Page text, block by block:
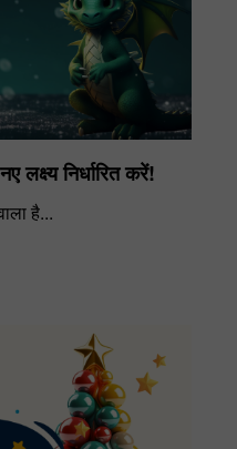
निर्धारित करें!
है...